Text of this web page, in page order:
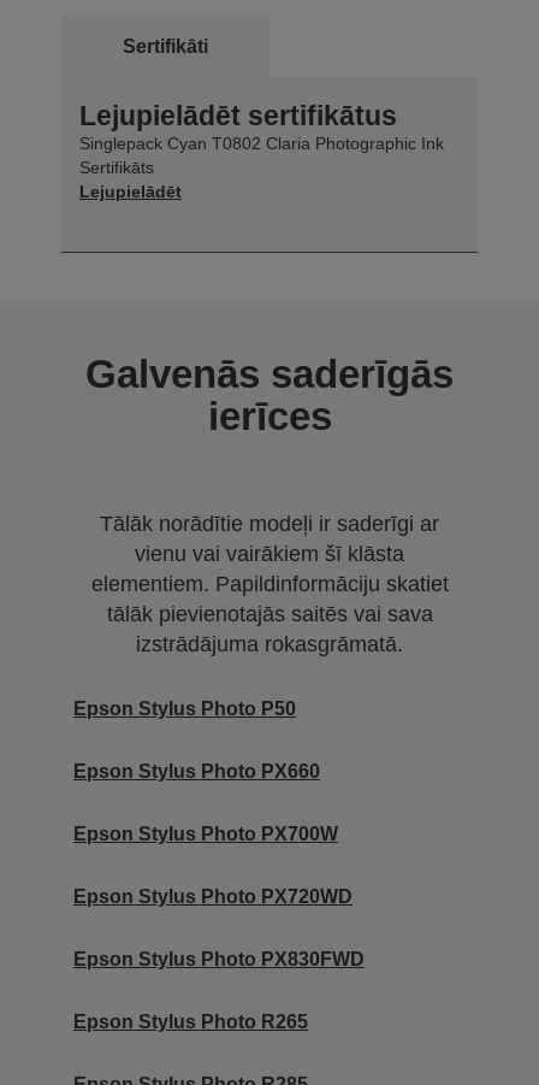
Sertifikāti
Lejupielādēt sertifikātus
Singlepack Cyan T0802 Claria Photographic Ink
Sertifikāts
Lejupielādēt
Galvenās saderīgās
ierīces
Tālāk norādītie modeļi ir saderīgi ar
vienu vai vairākiem šī klāsta
elementiem. Papildinformāciju skatiet
tālāk pievienotajās saitēs vai sava
izstrādājuma rokasgrāmatā.
Epson Stylus Photo P50
Epson Stylus Photo PX660
Epson Stylus Photo PX700W
Epson Stylus Photo PX720WD
Epson Stylus Photo PX830FWD
Epson Stylus Photo R265